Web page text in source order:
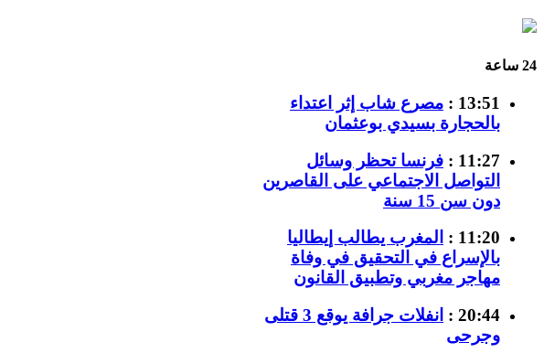
24 ساعة
13:51 :
مصرع شاب إثر اعتداء
بالحجارة بسيدي بوعثمان
11:27 :
فرنسا تحظر وسائل
التواصل الاجتماعي على القاصرين
دون سن 15 سنة
11:20 :
المغرب يطالب إيطاليا
بالإسراع في التحقيق في وفاة
مهاجر مغربي وتطبيق القانون
20:44 :
انفلات جرافة يوقع 3 قتلى
وجرحى